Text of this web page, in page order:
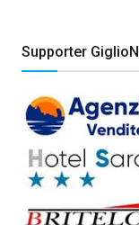
Supporter